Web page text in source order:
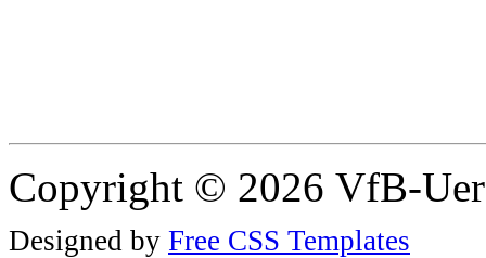
Copyright © 2026 VfB-
Designed by Free CSS Templates